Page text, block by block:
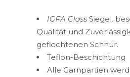
IGFA Class Siegel,
Qualität und
geflochtenen Schnur.
Teflon-Beschichtung
Alle Garnpartien